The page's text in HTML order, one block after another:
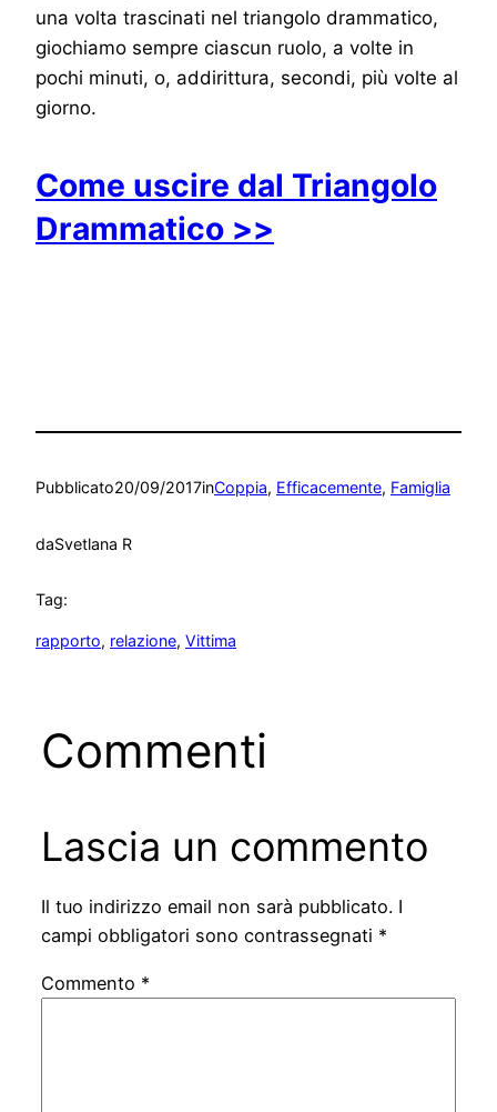
una volta trascinati nel triangolo drammatico,
giochiamo sempre ciascun ruolo, a volte in
pochi minuti, o, addirittura, secondi, più volte al
giorno.
Come uscire dal Triangolo
Drammatico >>
Pubblicato20/09/2017inCoppia, Efficacemente, Famiglia
daSvetlana R
Tag:
rapporto, relazione, Vittima
Commenti
Lascia un commento
Il tuo indirizzo email non sarà pubblicato. I
campi obbligatori sono contrassegnati *
Commento *